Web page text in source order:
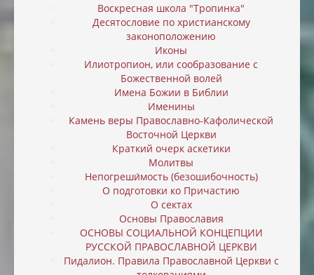
Воскресная школа "Тропинка"
Десятословие по христианскому
законоположению
Иконы
Илиотропион, или cообразование с
Божественной волей
Имена Божии в Библии
Именины
Камень веры Православно-Кафолической
Восточной Церкви
Краткий очерк аскетики
Молитвы
Непогреши́мость (безошибочность)
О подготовки ко Причастию
О сектах
Основы Православия
ОСНОВЫ СОЦИАЛЬНОЙ КОНЦЕПЦИИ
РУССКОЙ ПРАВОСЛАВНОЙ ЦЕРКВИ
Пидалион. Правила Православной Церкви с